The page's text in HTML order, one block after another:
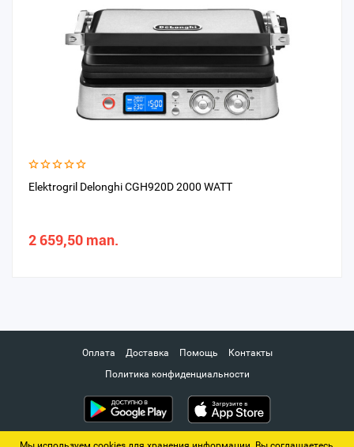
Elektrogril Delonghi CGH920D 2000 WATT
2 659,50 man.
Оплата Доставка Помощь
Контакты
Политика конфиденциальности